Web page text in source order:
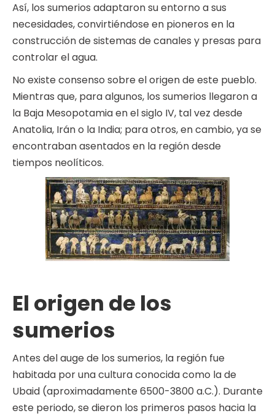
Así, los sumerios adaptaron su entorno a sus
necesidades, convirtiéndose en pioneros en la
construcción de sistemas de canales y presas para
controlar el agua.
No existe consenso sobre el origen de este pueblo.
Mientras que, para algunos, los sumerios llegaron a
la Baja Mesopotamia en el siglo IV, tal vez desde
Anatolia, Irán o la India; para otros, en cambio, ya se
encontraban asentados en la región desde
tiempos neolíticos.
El origen de los
sumerios
Antes del auge de los sumerios, la región fue
habitada por una cultura conocida como la de
Ubaid (aproximadamente 6500-3800 a.C.). Durante
este periodo, se dieron los primeros pasos hacia la